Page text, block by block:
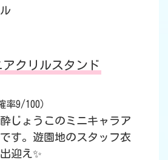
アクリルスタンド
率9/100）
じょうこのミニキャラア
す。遊園地のスタッフ衣
迎え✨